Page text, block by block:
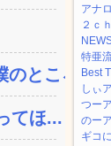
のところ...
てほ...
アナ
２ｃ
特亜
Best
しぃ
つー
のー
ギコ